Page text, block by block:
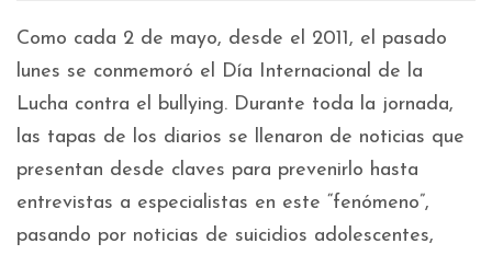
Como cada 2 de mayo, desde el 2011, el pasado
lunes se conmemoró el Día Internacional de la
Lucha contra el bullying. Durante toda la jornada,
las tapas de los diarios se llenaron de noticias que
presentan desde claves para prevenirlo hasta
entrevistas a especialistas en este “fenómeno”,
pasando por noticias de suicidios adolescentes,